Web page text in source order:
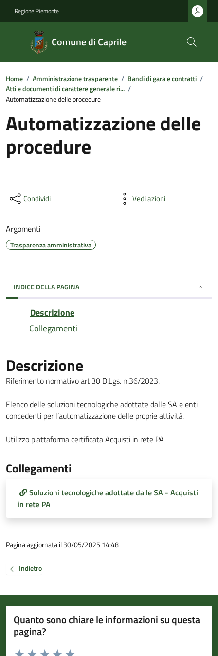
Regione Piemonte
Comune di Caprile
Home / Amministrazione trasparente / Bandi di gara e contratti /
Atti e documenti di carattere generale ri... /
Automatizzazione delle procedure
Automatizzazione delle
procedure
Condividi Vedi azioni
Argomenti
Trasparenza amministrativa
INDICE DELLA PAGINA
Descrizione
Collegamenti
Descrizione
Riferimento normativo art.30 D.Lgs. n.36/2023.
Elenco delle soluzioni tecnologiche adottate dalle SA e enti
concedenti per l’automatizzazione delle proprie attività.
Utilizzo piattaforma certificata Acquisti in rete PA
Collegamenti
Soluzioni tecnologiche adottate dalle SA - Acquisti
in rete PA
Pagina aggiornata il 30/05/2025 14:48
Indietro
Quanto sono chiare le informazioni su questa
pagina?
Valuta da 1 a 5 stelle la pagina